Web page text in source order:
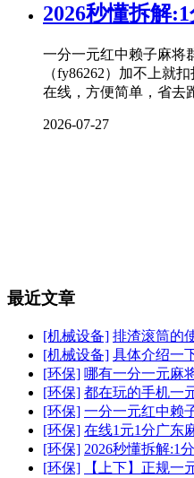
2026秒懂拆解
一分一元红中赖子麻将
（fy86262）加不上就
在线，方便简单，省去
2026-07-27
最近文章
[机械设备] 排渣滚筒的
[机械设备] 具体介绍一
[环保] 哪有一分一元麻
[环保] 都在玩的手机一
[环保] 一分一元红中赖
[环保] 在线1元1分广东
[环保] 2026秒懂拆解:1
[环保]
【上下】正规一